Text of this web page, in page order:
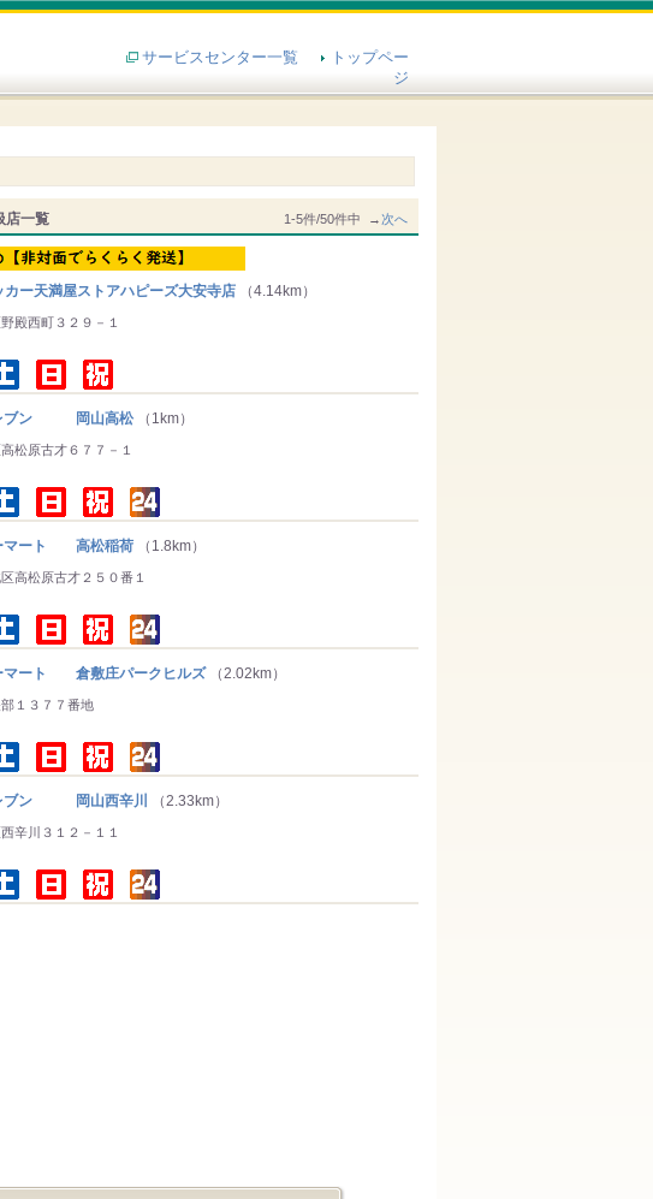
サービスセンター一覧
トップペー
ジ
店一覧 1-5件/50件中 →次へ
ー天満屋ストアハピーズ大安寺店 （4.14km）
殿西町３２９－１
ブン 岡山高松 （1km）
松原古才６７７－１
マート 高松稲荷 （1.8km）
高松原古才２５０番１
マート 倉敷庄パークヒルズ （2.02km）
１３７７番地
ブン 岡山西辛川 （2.33km）
辛川３１２－１１